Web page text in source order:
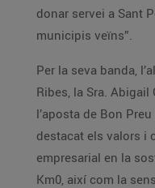
donar servei a Sant
municipis veïns”.
Per la seva banda,
Ribes, la Sra.
l’aposta de Bon
destacat els valors i
empresarial en la
Km0, així com la